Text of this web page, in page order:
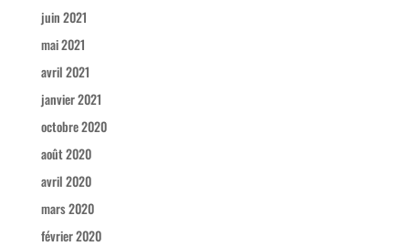
juin 2021
mai 2021
avril 2021
janvier 2021
octobre 2020
août 2020
avril 2020
mars 2020
février 2020